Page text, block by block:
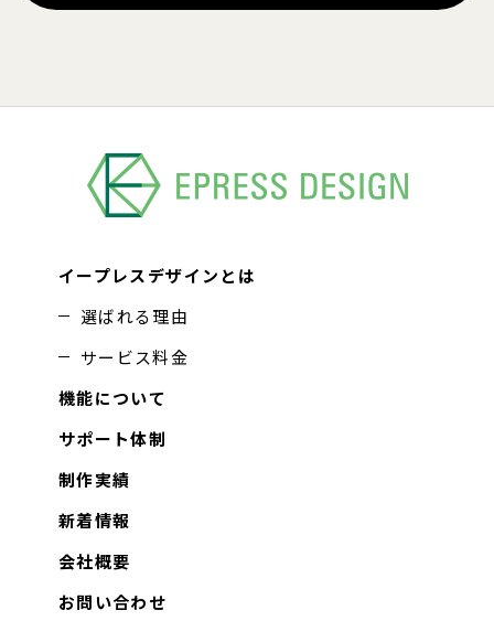
イープレスデザインとは
選ばれる理由
サービス料金
機能について
サポート体制
制作実績
新着情報
会社概要
お問い合わせ